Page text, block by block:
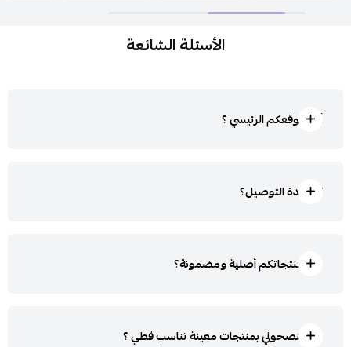
الأسئلة الشائعة
أين موقعكم الرئيسي ؟
كم مدة التوصيل؟
هل منتجاتكم أصلية ومضمونة؟
هل تنصحوني بمنتجات معينة تناسب قطي ؟